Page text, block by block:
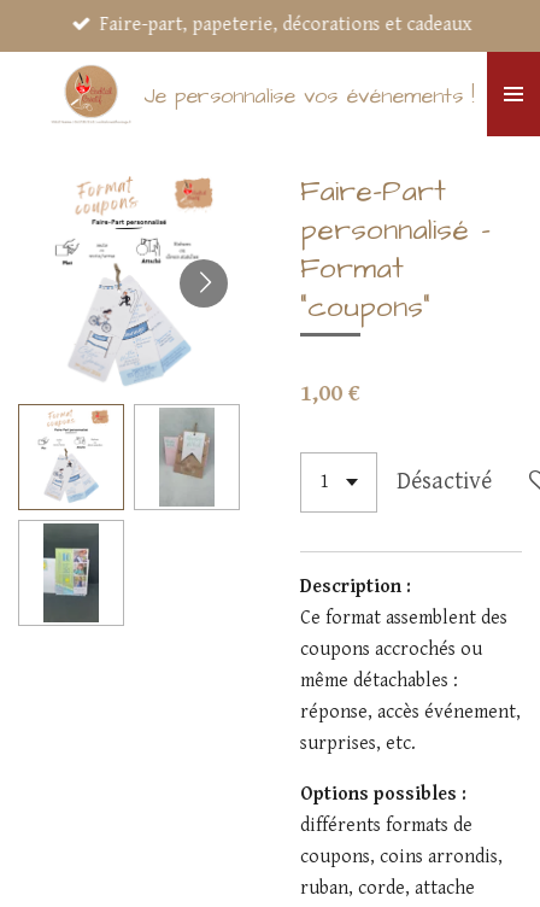
Passer
au
contenu
principal
Je personnalise vos événements !
Faire-part, papeterie, décorations et cadeaux
Faire-Part
personnalisé –
Format
"coupons"
1,00 €
Désactivé
Description :
Ce format assemblent des
coupons accrochés ou
même détachables :
réponse, accès événement,
surprises, etc.
Options possibles :
différents formats de
coupons, coins arrondis,
ruban, corde, attache